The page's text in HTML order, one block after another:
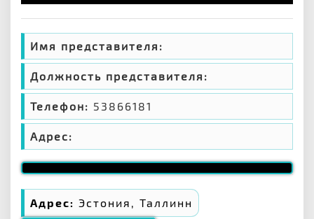
Имя представителя:
Должность представителя:
Телефон: 53866181
Адрес:
Адрес: Эстония, Таллинн